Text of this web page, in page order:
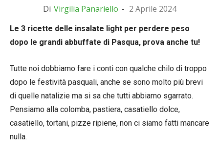
Di Virgilia Panariello - 2 Aprile 2024
Le 3 ricette delle insalate light per perdere peso
dopo le grandi abbuffate di Pasqua, prova anche tu!
Tutte noi dobbiamo fare i conti con qualche chilo di troppo
dopo le festività pasquali, anche se sono molto più brevi
di quelle natalizie ma si sa che tutti abbiamo sgarrato.
Pensiamo alla colomba, pastiera, casatiello dolce,
casatiello, tortani, pizze ripiene, non ci siamo fatti mancare
nulla.